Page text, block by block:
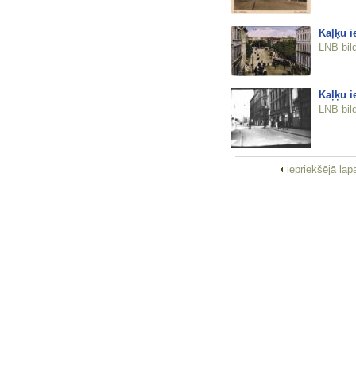
Kaļķu
LNB
Kaļķu
LNB
iepriekšējā